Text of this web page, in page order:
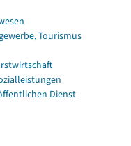
Tourismus
Dienst